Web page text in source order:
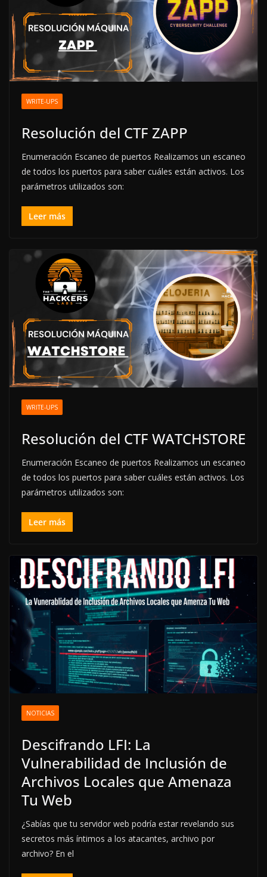
WRITE-UPS
Resolución del CTF ZAPP
Enumeración Escaneo de puertos Realizamos un escaneo
de todos los puertos para saber cuáles están activos. Los
parámetros utilizados son:
Leer más
WRITE-UPS
Resolución del CTF WATCHSTORE
Enumeración Escaneo de puertos Realizamos un escaneo
de todos los puertos para saber cuáles están activos. Los
parámetros utilizados son:
Leer más
NOTICIAS
Descifrando LFI: La
Vulnerabilidad de Inclusión de
Archivos Locales que Amenaza
Tu Web
¿Sabías que tu servidor web podría estar revelando sus
secretos más íntimos a los atacantes, archivo por
archivo? En el